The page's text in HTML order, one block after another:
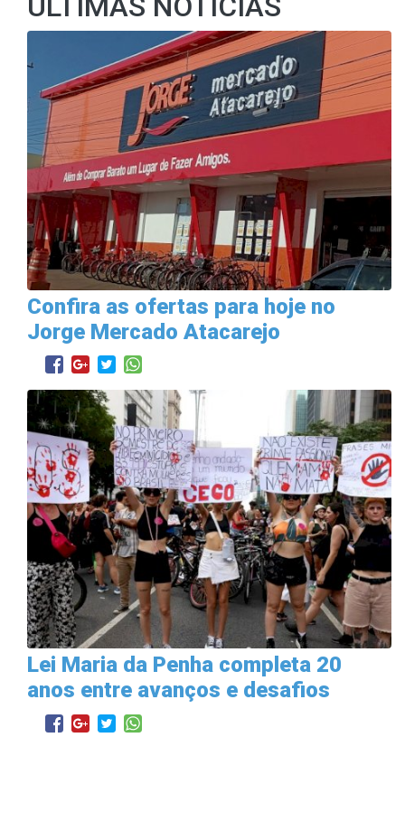
Confira as ofertas para hoje no
Jorge Mercado Atacarejo
Lei Maria da Penha completa 20
anos entre avanços e desafios